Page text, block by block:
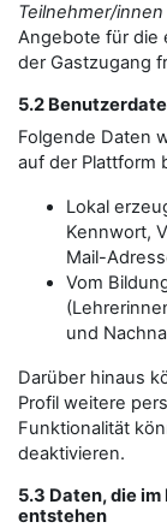
Teilnehmer/innen
Angebote für die
der Gastzugang
5.2
Folgende Daten
auf der Plattform
Lokal
Kennwort,
Mail-
Vom
und
Darüber hinaus
Profil weitere
Funktionalität
deaktivieren.
5.3 Daten, die
entstehen